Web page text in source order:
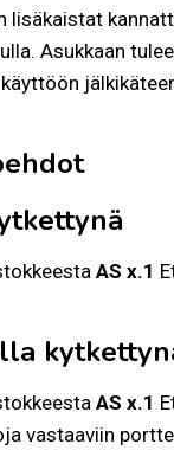
Asukkaan
AS x.1
AS x.1
vastaaviin